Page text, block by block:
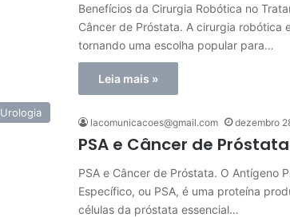
Benefícios da Cirurgia Robótica no
Câncer de Próstata. A cirurgia robótica
tornando uma escolha popular para…
Leia mais »
Urologia
lacomunicacoes@gmail.com dezembro
PSA e Câncer de Próstata
PSA e Câncer de Próstata. O Antígeno
Específico, ou PSA, é uma proteína
células da próstata essencial…